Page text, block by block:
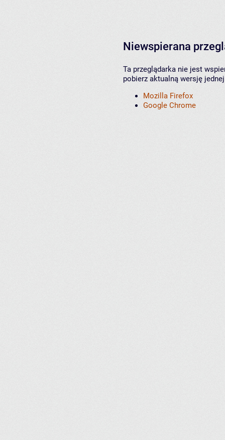
Niewspierana
Ta przeglądarka nie jest
pobierz aktualną wersję
Mozilla Firefox
Google Chrome